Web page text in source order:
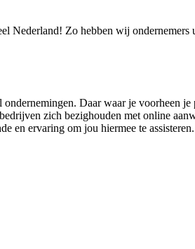
Nederland! Zo hebben wij
Daar waar je voorheen
zich bezighouden met online
en ervaring om jou hiermee te assisteren.